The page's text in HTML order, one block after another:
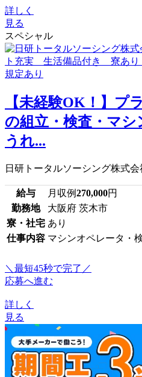
詳しく
見る
スペシャル
【未経験OK！】プ
の組立・検査・マ
うれ...
日研トータルソーシング株式会
給与 月収例270,000円
勤務地
大阪府 茨木市
寮・社宅 あり
仕事内容 マシンオペレータ・
＼最短45秒で完了／
応募へ進む
詳しく
見る